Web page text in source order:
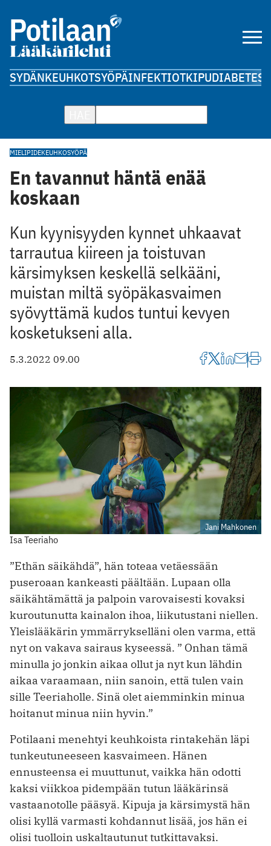
SYDÄNKEUHKOTSYÖPÄINFEKTIOTKIPUDIABETES
MIELIPIDEKEUHKOSYÖPÄ
En tavannut häntä enää
koskaan
Kun kyynisyyden kynnet uhkaavat
tarrautua kiireen ja toistuvan
kärsimyksen keskellä selkääni,
muistan miltä syöpäkasvaimen
syövyttämä kudos tuntui kevyen
kosketukseni alla.
5.3.2022 09.00
Jani Mahkonen
Isa Teeriaho
”Ethän säikähdä”, hän toteaa vetäessään
puseroaan kankeasti päältään. Lupaan olla
säikähtämättä ja palpoin varovaisesti kovaksi
kuroutunutta kainalon ihoa, liikutustani niellen.
Yleislääkärin ymmärrykselläni olen varma, että
nyt on vakava sairaus kyseessä. ” Onhan tämä
minulla jo jonkin aikaa ollut ja nyt kun lähdin
aikaa varaamaan, niin sanoin, että tulen vain
sille Teeriaholle. Sinä olet aiemminkin minua
hoitanut minua niin hyvin.”
Potilaani menehtyi keuhkoista rintakehän läpi
tunkeutuneeseen kasvaimeen. Hänen
ennusteensa ei muuttunut, vaikka hän odotti
kaksi viikkoa pidempään tutun lääkärinsä
vastaanotolle pääsyä. Kipuja ja kärsimystä hän
olisi kyllä varmasti kohdannut lisää, jos hän ei
olisi tuolloin uskaltautunut tutkittavaksi.